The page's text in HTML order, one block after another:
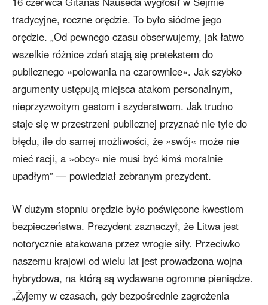
tradycyjne, roczne orędzie. To było siódme jego
orędzie. „Od pewnego czasu obserwujemy, jak łatwo
wszelkie różnice zdań stają się pretekstem do
publicznego »polowania na czarownice«. Jak szybko
argumenty ustępują miejsca atakom personalnym,
nieprzyzwoitym gestom i szyderstwom. Jak trudno
staje się w przestrzeni publicznej przyznać nie tyle do
błędu, ile do samej możliwości, że »swój« może nie
mieć racji, a »obcy« nie musi być kimś moralnie
upadłym” — powiedział zebranym prezydent.
W dużym stopniu orędzie było poświęcone kwestiom
bezpieczeństwa. Prezydent zaznaczył, że Litwa jest
notorycznie atakowana przez wrogie siły. Przeciwko
naszemu krajowi od wielu lat jest prowadzona wojna
hybrydowa, na którą są wydawane ogromne pieniądze.
„Żyjemy w czasach, gdy bezpośrednie zagrożenia